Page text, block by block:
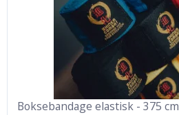
Boksebandage elastisk - 375 cm